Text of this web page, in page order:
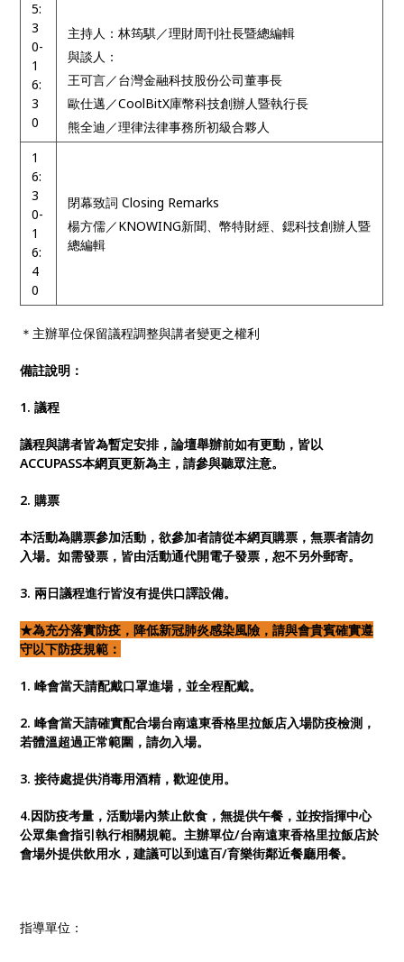
5:
3
0-
1
6:
3
0
主持人：林筠騏／理財周刊社長暨總編輯
與談人：
王可言／台灣金融科技股份公司董事長
歐仕邁／CoolBitX庫幣科技創辦人暨執行長
熊全迪／理律法律事務所初級合夥人
1
6:
3
0-
1
6:
4
0
閉幕致詞 Closing Remarks
楊方儒／KNOWING新聞、幣特財經、鍶科技創辦人暨
總編輯
＊主辦單位保留議程調整與講者變更之權利
備註說明：
1. 議程
議程與講者皆為暫定安排，論壇舉辦前如有更動，皆以
ACCUPASS本網頁更新為主，請參與聽眾注意。
2. 購票
本活動為購票參加活動，欲參加者請從本網頁購票，無票者請勿
入場。如需發票，皆由活動通代開電子發票，恕不另外郵寄。
3. 兩日議程進行皆沒有提供口譯設備。
★為充分落實防疫，降低新冠肺炎感染風險，請與會貴賓確實遵
守以下防疫規範：
1. 峰會當天請配戴口罩進場，並全程配戴。
2. 峰會當天請確實配合場台南遠東香格里拉飯店入場防疫檢測，
若體溫超過正常範圍，請勿入場。
3. 接待處提供消毒用酒精，歡迎使用。
4.因防疫考量，活動場內禁止飲食，無提供午餐，並按指揮中心
公眾集會指引執行相關規範。主辦單位/台南遠東香格里拉飯店於
會場外提供飲用水，建議可以到遠百/育樂街鄰近餐廳用餐。
指導單位：